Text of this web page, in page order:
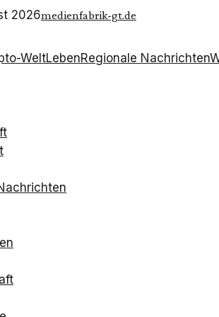
2026medienfabrik-gt.de
WeltLebenRegionale Nachrichten